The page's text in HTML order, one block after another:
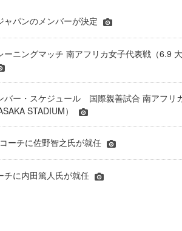
パンのメンバーが決定
ニングマッチ 南アフリカ女子代表戦（6.9 大
バー・スケジュール 国際親善試合 南アフリ
STADIUM）
ーチに佐野智之氏が就任
チに内田篤人氏が就任